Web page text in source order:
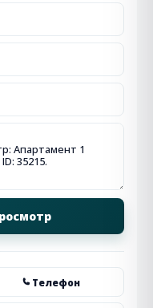
Телефон